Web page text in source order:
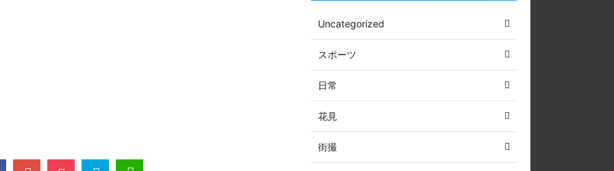
Uncategorized
スポーツ
日常
花見
街撮